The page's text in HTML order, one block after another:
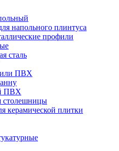
напольного плинтуса
профили
сталь
ПВХ
ПВХ
столешницы
керамической плитки